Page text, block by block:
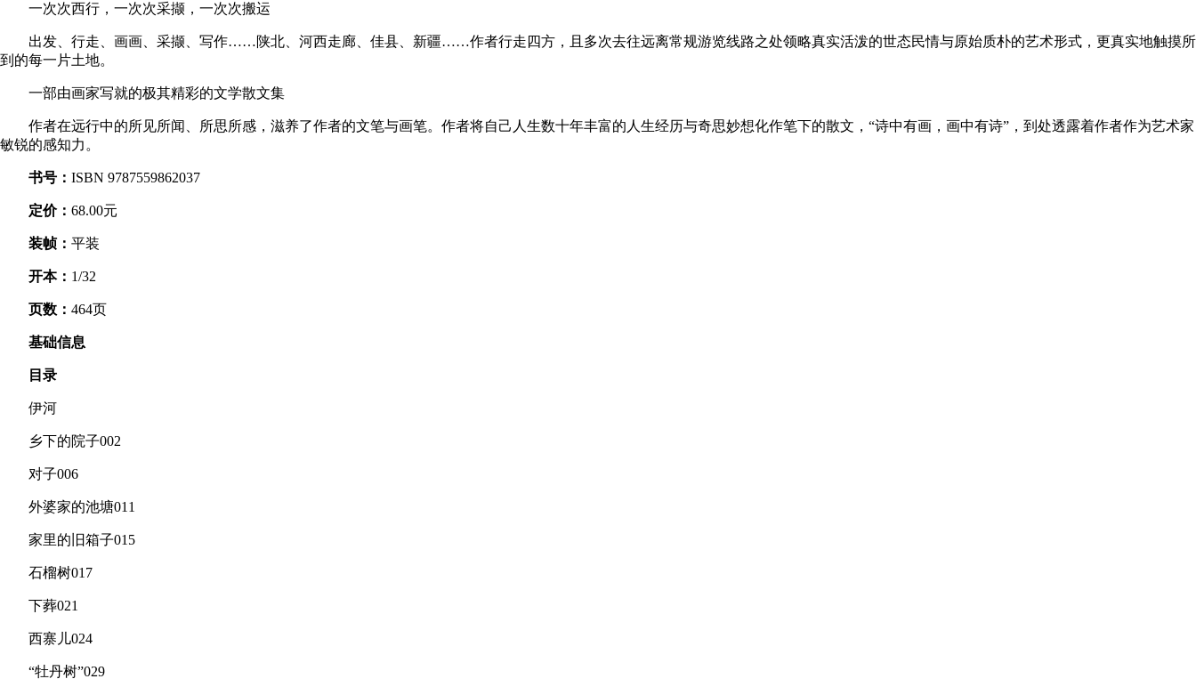
一次次西行，一次次采撷，一次次搬运
出发、行走、画画、采撷、写作……陕北、河西走廊、佳县、新疆……作者行走四方，且多次去往远离常规游览线路之处领略真实活泼的世态民情与原始质朴的艺术形式，更真实地触摸所
到的每一片土地。
一部由画家写就的极其精彩的文学散文集
作者在远行中的所见所闻、所思所感，滋养了作者的文笔与画笔。作者将自己人生数十年丰富的人生经历与奇思妙想化作笔下的散文，“诗中有画，画中有诗”，到处透露着作者作为艺术家
敏锐的感知力。
书号： ISBN 9787559862037
定价： 68.00元
装帧： 平装
开本： 1/32
页数： 464页
基础信息
目录
伊河
乡下的院子002
对子006
外婆家的池塘011
家里的旧箱子015
石榴树017
下葬021
西寨儿024
“牡丹树”029